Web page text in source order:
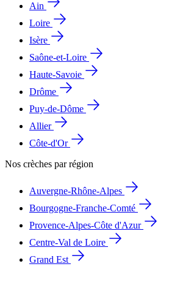
Ain
Loire
Isère
Saône-et-Loire
Haute-Savoie
Drôme
Puy-de-Dôme
Allier
Côte-d'Or
Nos crèches par région
Auvergne-Rhône-Alpes
Bourgogne-Franche-Comté
Provence-Alpes-Côte d'Azur
Centre-Val de Loire
Grand Est